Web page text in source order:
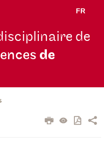
FR
de
de